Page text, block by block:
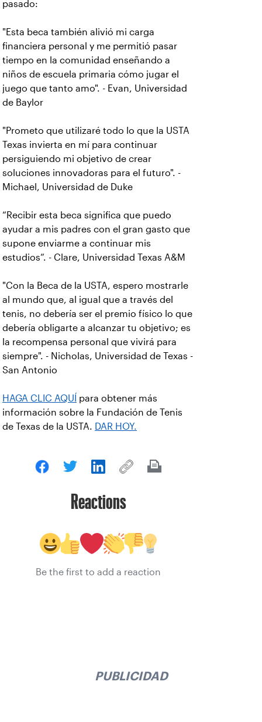
pasado:
"Esta beca también alivió mi carga
financiera personal y me permitió pasar
tiempo en la comunidad enseñando a
niños de escuela primaria cómo jugar el
juego que tanto amo". - Evan, Universidad
de Baylor
"Prometo que utilizaré todo lo que la USTA
Texas invierta en mí para continuar
persiguiendo mi objetivo de crear
soluciones innovadoras para el futuro". -
Michael, Universidad de Duke
“Recibir esta beca significa que puedo
ayudar a mis padres con el gran gasto que
supone enviarme a continuar mis
estudios”. - Clare, Universidad Texas A&M
"Con la Beca de la USTA, espero mostrarle
al mundo que, al igual que a través del
tenis, no debería ser el premio físico lo que
debería obligarte a alcanzar tu objetivo; es
la recompensa personal que vivirá para
siempre". - Nicholas, Universidad de Texas -
San Antonio
HAGA CLIC AQUÍ para obtener más
información sobre la Fundación de Tenis
de Texas de la USTA. DAR HOY.
Reactions
Be the first to add a reaction
PUBLICIDAD